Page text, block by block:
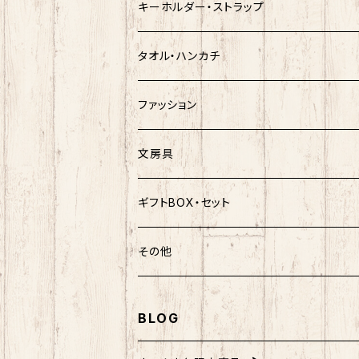
ハンギョドン
ポムポムプリン
ポチャッコ
ばつ丸
マイメロディ
けろっぴ
ゆきお
ホヤぼーや
ご当地ベア
スヌーピー
赤べこ・ガラガラべこ
マッチョシリーズ
もちシリーズ
旅するマメしば
サンリオ×ネコムネandシバ
楽天ゴールデンイーグルス×ネコムネand
楽天ゴールデンイーグルス×おえかきさん
楽天ゴールデンイーグルス×ご当地ベア
ネコムネandシバ×鳥獣戯画
楽天ゴールデンイーグルス×もちシリーズ
サンリオ×ご当地ベア
モケケ
ご当地ベア
秋田犬
しばっころ
わさお
むすび丸
ホヤぼーや
キティ
ホヤぼーや
その他
ご当地ベア
秋田犬
しばっころ
わさお
むすび丸
ネコムネandシバ
キーホルダー・ストラップ
ポプテピピック
ホヤぼーや
スヌーピー
秋田犬
わさお
むすび丸
ネコムネ
タオル・ハンカチ
ホヤぼーや
秋田犬
キティ
むすび丸
ミニオン
わさお
ファッション
Tシャツ
ネクタイ
靴下
ルームシューズ
パーカー・トレーナー
文房具
ボールペン
マグネット
クリアファイル
ステッカー
ギフトBOX・セット
福袋
その他
トートバック
その他雑貨
BLOG